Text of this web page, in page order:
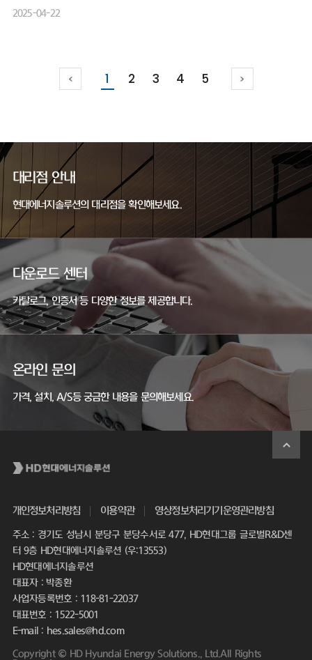
2025-04-22
1 2 3 4 5
대리점 안내
현대에너지솔루션의 대리점을 확인해보세요.
다운로드 센터
카탈로그, 인증서 등 다양한 정보를 제공합니다.
온라인 문의
가격, 설치, A/S등 궁금한 내용을 문의해보세요.
개인정보처리방침 이용약관 영상정보처리기기운영관리방침
주소 : 경기도 성남시 분당구 분당수서로 477, HD현대그룹 글로벌R&D센
터 9층 HD현대에너지솔루션 (우:13553)
HD현대에너지솔루션
대표자 : 박종환
사업자등록번호 : 118-81-22037
대표번호 : 1522-5001
E-mail : hes.sales@hd.com
Copyright © HD Hyundai Energy Solutions., Ltd.All Rights